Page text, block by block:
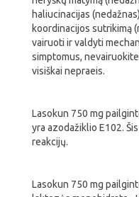
haliucinacijas
koordinacijos sutrikimą
vairuoti ir valdyti
simptomus,
visiškai nepraeis.
Lasokun 750 mg
yra azodažiklio E102.
reakcijų.
Lasokun 750 mg